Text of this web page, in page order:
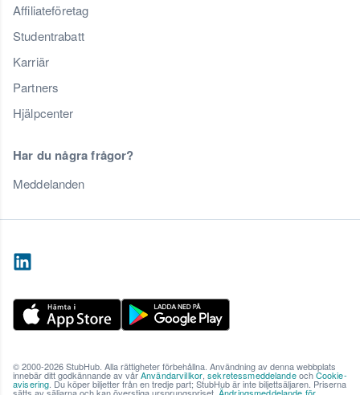
Affiliateföretag
Studentrabatt
Karriär
Partners
Hjälpcenter
Har du några frågor?
Meddelanden
© 2000-2026 StubHub. Alla rättigheter förbehållna. Användning av denna webbplats
innebär ditt godkännande av vårAnvändarvillkor ,sekretessmeddelandeochCookie-
avisering . Du köper biljetter från en tredje part; StubHub är inte biljettsäljaren. Priserna